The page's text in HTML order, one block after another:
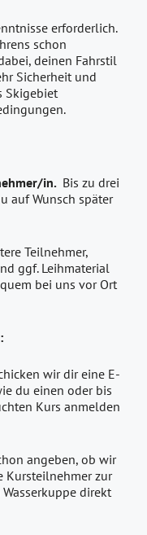
erforderlich.
schon
deinen Fahrstil
Sicherheit und
Skigebiet
in. Bis zu drei
auf Wunsch später
Teilnehmer,
ggf. Leihmaterial
bei uns vor Ort
wir dir eine E-
du einen oder bis
Kurs anmelden
angeben, ob wir
Kursteilnehmer zur
direkt